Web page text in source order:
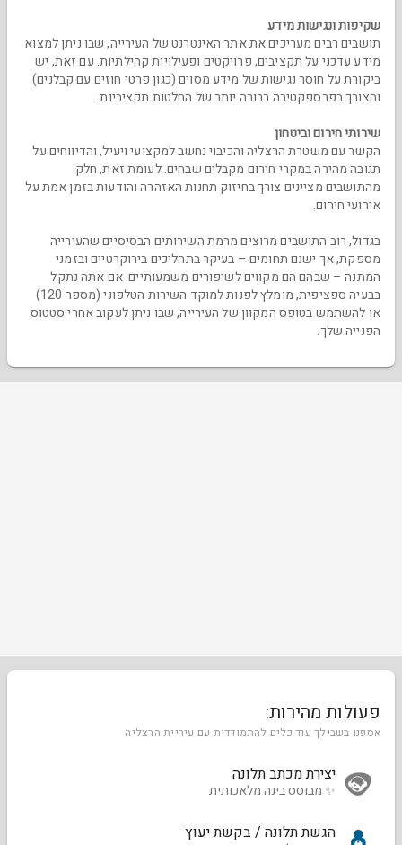
שקיפות ונגישות מידע
תושבים רבים מעריכים את אתר האינטרנט של העירייה, שבו ניתן למצוא
מידע עדכני על תקציבים, פרויקטים ופעילויות קהילתיות. עם זאת, יש
ביקורת על חוסר נגישות של מידע מסוים (כגון פרטי חוזים עם קבלנים)
והצורך בפרספקטיבה ברורה יותר של החלטות תקציביות.
שירותי חירום וביטחון
הקשר עם משטרת הרצליה והכיבוי נחשב למקצועי ויעיל, והדיווחים על
תגובה מהירה במקרי חירום מקבלים שבחים. לעומת זאת, חלק
מהתושבים מציינים צורך בחיזוק תחנות האזהרה והודעות בזמן אמת על
אירועי חירום.
בגדול, רוב התושבים מרוצים מרמת השירותים הבסיסיים שהעירייה
מספקת, אך ישנם תחומים – בעיקר בתהליכים בירוקרטיים ובזמני
המתנה – שבהם הם מקווים לשיפורים משמעותיים. אם אתה נתקל
בבעיה ספציפית, מומלץ לפנות למוקד השירות הטלפוני (מספר 120)
או להשתמש בטופס המקוון של העירייה, שבו ניתן לעקוב אחרי סטטוס
הפנייה שלך.
פעולות מהירות:
אספנו בשבילך עוד כלים להתמודדות עם עיריית הרצליה
יצירת מכתב תלונה
✨ מבוסס בינה מלאכותית
הגשת תלונה / בקשת יעוץ